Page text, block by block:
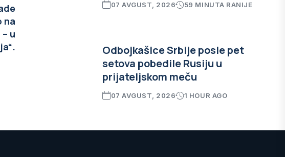
na
u
07 AVGUST, 2026 59 MINUTA RANIJE
Odbojkašice Srbije posle pet
setova pobedile Rusiju u
prijateljskom meču
07 AVGUST, 2026 1 HOUR AGO